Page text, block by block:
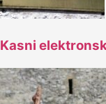
Kasni